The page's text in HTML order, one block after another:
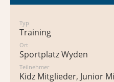
Typ
Training
Ort
Sportplatz Wyden
Teilnehmer
Kidz Mitglieder, Junior